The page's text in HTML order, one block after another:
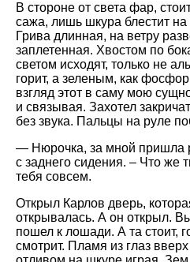
В стороне от света фар,
сажа, лишь шкура блестит
Грива длинная, на ветру
заплетенная. Хвостом по
светом исходят, только не
горит, а зеленым, как
взгляд этот в саму мою
и связывая. Захотел
без звука. Пальцы на руле
— Нюрочка, за мной пришла
с заднего сидения. – Что же
тебя совсем.
Открыл Карлов дверь,
открывалась. А он открыл.
пошел к лошади. А та стоит,
смотрит. Пламя из глаз